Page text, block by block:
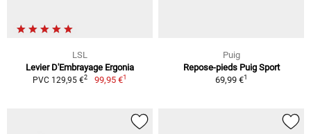
LSL
Levier D'Embrayage Ergonia
PVC 129,95 €2 99,95 €1
Puig
Repose-pieds Puig Sport
69,99 €1